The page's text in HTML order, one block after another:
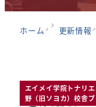
ホーム 更新情報
エイメイ学院トナリ
野（旧ソヨカ）校舎